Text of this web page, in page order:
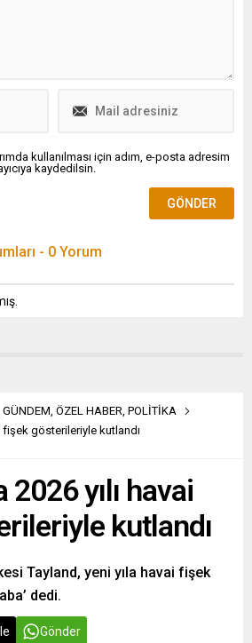
kullanılması için adım, e-posta adresim
kaydedilsin.
- 0 Yorum
GÜNDEM, ÖZEL HABER, POLİTİKA
fişek gösterileriyle kutlandı
2026 yılı havai
kutlandı
Tayland, yeni yıla havai fişek
dedi.
Gönder